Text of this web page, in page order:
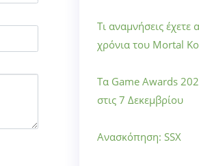
Τι αναμνήσεις
χρόνια του Mortal
Τα Game Awards
στις 7 Δεκεμβρίου
Ανασκόπηση: SSX